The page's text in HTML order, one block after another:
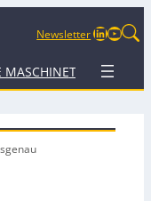
NewsletterLinkedIn
MASCHINETERMINE